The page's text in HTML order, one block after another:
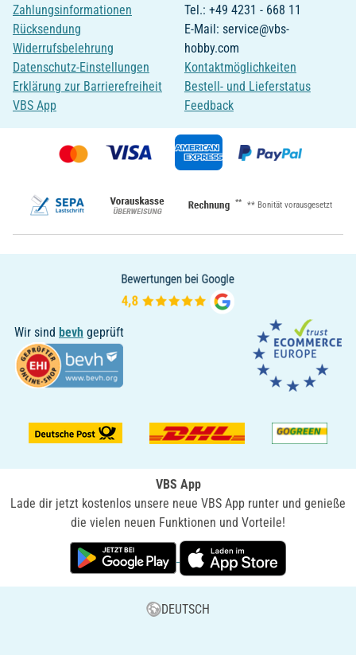
Zahlungsinformationen
Rücksendung
Widerrufsbelehrung
Datenschutz-Einstellungen
Erklärung zur Barrierefreiheit
VBS App
Tel.: +49 4231 - 668 11
E-Mail: service@vbs-
hobby.com
Kontaktmöglichkeiten
Bestell- und Lieferstatus
Feedback
** ** Bonität vorausgesetzt
Wir sind bevh geprüft
VBS App
Lade dir jetzt kostenlos unsere neue VBS App runter und genieße
die vielen neuen Funktionen und Vorteile!
DEUTSCH